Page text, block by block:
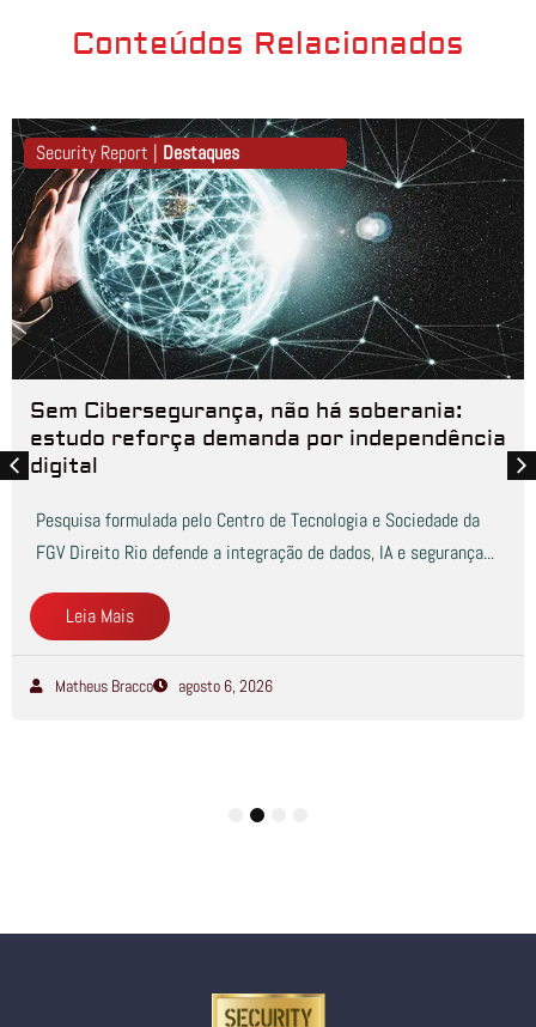
Conteúdos Relacionados
Security Report | Destaques
Sem Cibersegurança, não há soberania:
estudo reforça demanda por independência
digital
Pesquisa formulada pelo Centro de Tecnologia e Sociedade da
FGV Direito Rio defende a integração de dados, IA e segurança...
Leia Mais
Matheus Bracco agosto 6, 2026